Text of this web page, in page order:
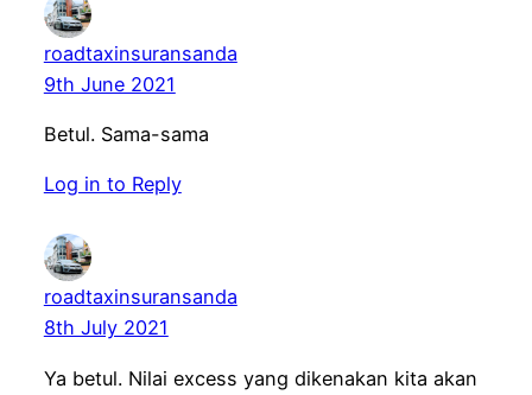
roadtaxinsuransanda
9th June 2021
Betul. Sama-sama
Log in to Reply
roadtaxinsuransanda
8th July 2021
Ya betul. Nilai excess yang dikenakan kita akan